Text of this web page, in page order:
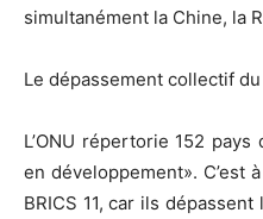
simultanément la Chine, la
Le dépassement collectif
L’ONU répertorie 152
en développement». C’est
BRICS 11, car ils